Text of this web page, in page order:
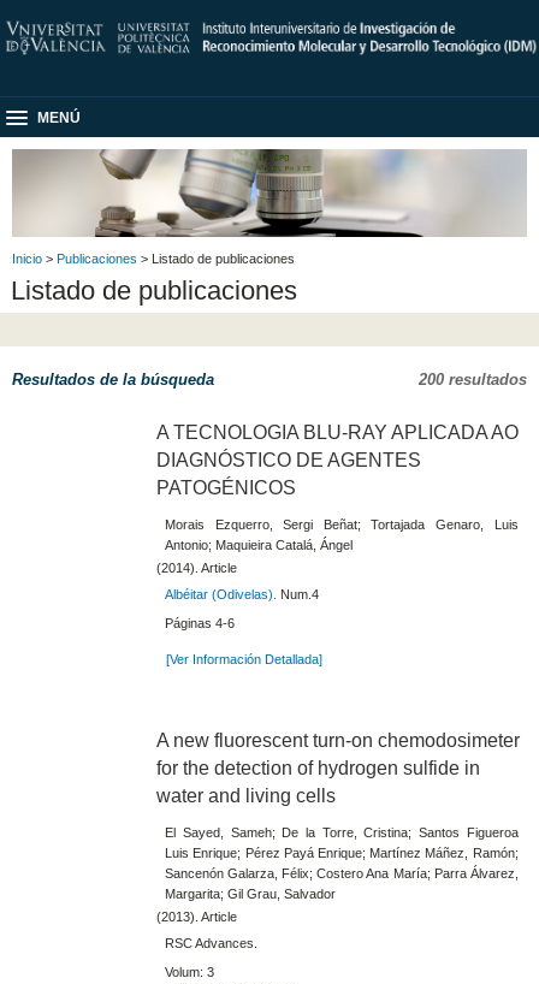
MENÚ
Inicio > Publicaciones > Listado de publicaciones
Listado de publicaciones
Resultados de la búsqueda 200 resultados
A TECNOLOGIA BLU-RAY APLICADA AO
DIAGNÓSTICO DE AGENTES
PATOGÉNICOS
Morais Ezquerro, Sergi Beñat; Tortajada Genaro, Luis
Antonio; Maquieira Catalá, Ángel
(2014). Article
Albéitar (Odivelas).
Num.4
Páginas 4-6
[Ver Información Detallada]
A new fluorescent turn-on chemodosimeter
for the detection of hydrogen sulfide in
water and living cells
El Sayed, Sameh; De la Torre, Cristina; Santos Figueroa
Luis Enrique; Pérez Payá Enrique; Martínez Máñez, Ramón;
Sancenón Galarza, Félix; Costero Ana María; Parra Álvarez,
Margarita; Gil Grau, Salvador
(2013). Article
RSC Advances.
Volum: 3